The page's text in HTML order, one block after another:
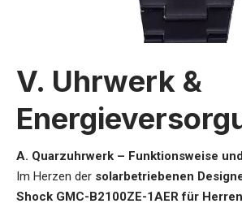
V. Uhrwerk &
A. Quarzuhrwerk – Funktionsweise
Im Herzen der solarbetriebenen
Shock GMC-B2100ZE-1AER für Herren